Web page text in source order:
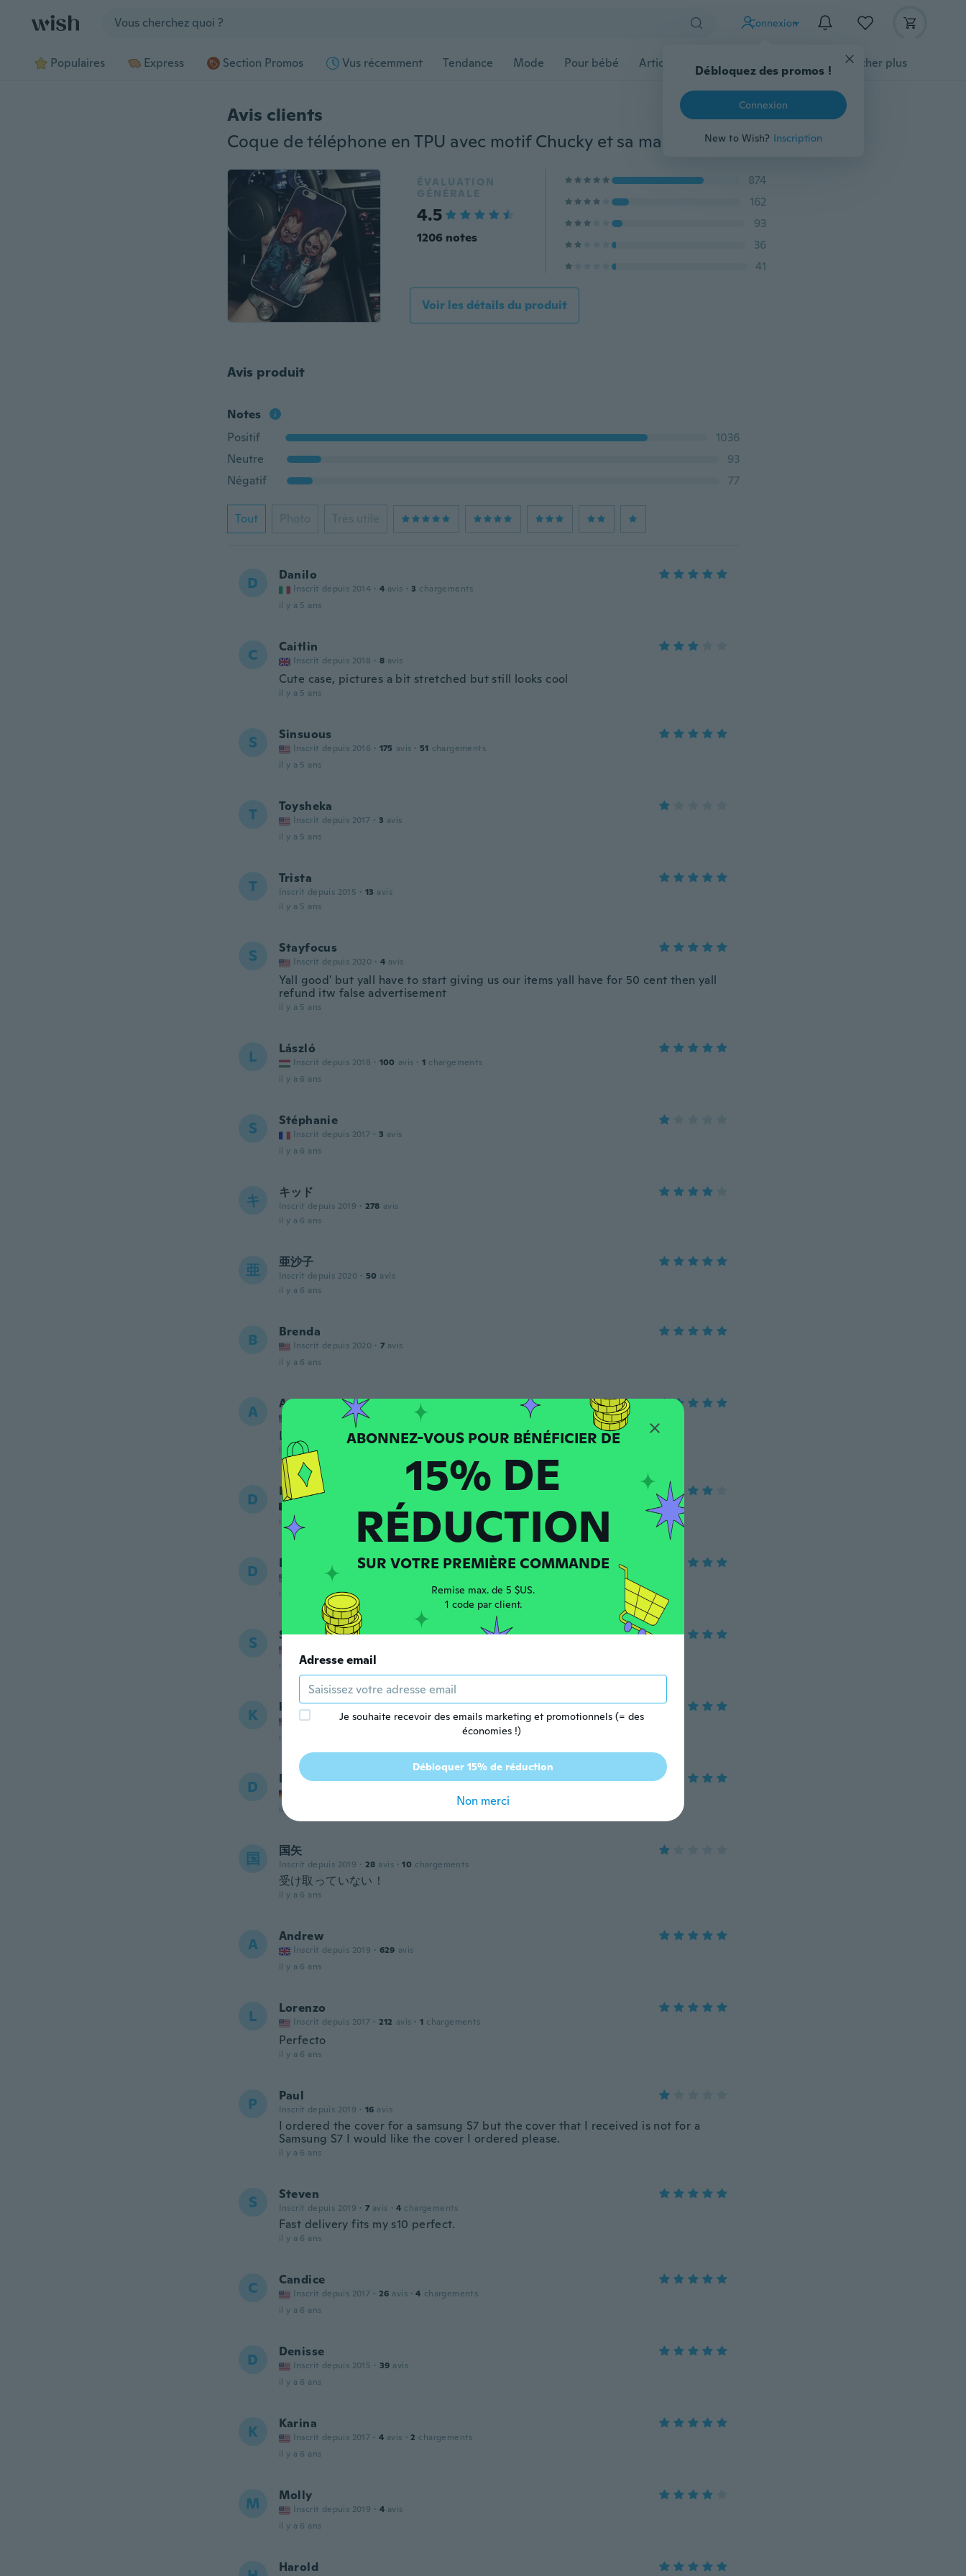
Connexion
Débloquez des promos !
Connexion
New to Wish? Inscription
Populaires Express Section Promos Vus récemment Tendance Mode Pour bébé Articles pour animaux domestiques Afficher plus
Avis clients
Coque de téléphone en TPU avec motif Chucky et sa mariée
ÉVALUATION
GÉNÉRALE
4.5
1206 notes
874
162
93
36
41
Voir les détails du produit
Avis produit
Notes
Positif
1036
Neutre
93
Négatif
77
Tout Photo Très utile
D Danilo
Inscrit depuis 2014 · 4 avis · 3 chargements
il y a 5 ans
C Caitlin
Inscrit depuis 2018 · 8 avis
Cute case, pictures a bit stretched but still looks cool
il y a 5 ans
S Sinsuous
Inscrit depuis 2016 · 175 avis · 51 chargements
il y a 5 ans
T Toysheka
Inscrit depuis 2017 · 3 avis
il y a 5 ans
T Trista
Inscrit depuis 2015 · 13 avis
il y a 5 ans
S Stayfocus
Inscrit depuis 2020 · 4 avis
Yall good' but yall have to start giving us our items yall have for 50 cent then yall
refund itw false advertisement
il y a 5 ans
L László
Inscrit depuis 2018 · 100 avis · 1 chargements
il y a 6 ans
S Stéphanie
Inscrit depuis 2017 · 3 avis
il y a 6 ans
キ キッド
Inscrit depuis 2019 · 278 avis
il y a 6 ans
亜 亜沙子
Inscrit depuis 2020 · 50 avis
il y a 6 ans
B Brenda
Inscrit depuis 2020 · 7 avis
il y a 6 ans
A Ashley
Inscrit depuis 2015 8 chargements
Loved it❤
il y a 6 ans
D Dave
avis
il y a 6 ans
D Destiny
Inscrit depuis 2015
il y a 6 ans
S Sammy
il y a 6 ans
K kaitlyn
Inscrit depuis 2018 · 2 avis
il y a 6 ans
D Dennis
il y a 6 ans
国 国矢
Inscrit depuis 2019 · 28 avis · 10 chargements
受け取っていない！
il y a 6 ans
A Andrew
Inscrit depuis 2019 · 629 avis
il y a 6 ans
L Lorenzo
Inscrit depuis 2017 · 212 avis · 1 chargements
Perfecto
il y a 6 ans
P Paul
Inscrit depuis 2019 · 16 avis
I ordered the cover for a samsung S7 but the cover that I received is not for a
Samsung S7 I would like the cover I ordered please.
il y a 6 ans
S Steven
Inscrit depuis 2019 · 7 avis · 4 chargements
Fast delivery fits my s10 perfect.
il y a 6 ans
C Candice
Inscrit depuis 2017 · 26 avis · 4 chargements
il y a 6 ans
D Denisse
Inscrit depuis 2015 · 39 avis
il y a 6 ans
K Karina
Inscrit depuis 2017 · 4 avis · 2 chargements
il y a 6 ans
M Molly
Inscrit depuis 2019 · 4 avis
il y a 6 ans
Harold
15% DE
RÉDUCTION
SUR VOTRE PREMIÈRE COMMANDE
Remise max. de 5 $US.
1 code par client.
Adresse email
Je souhaite recevoir des emails marketing et promotionnels (= des
économies !)
Débloquer 15% de réduction
Non merci